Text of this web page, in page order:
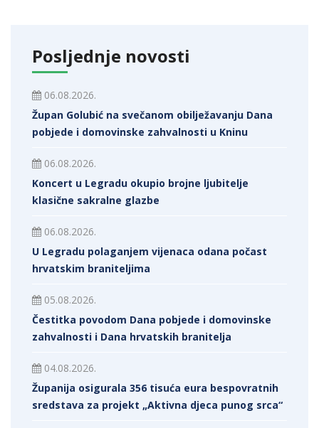
Posljednje novosti
06.08.2026.
Župan Golubić na svečanom obilježavanju Dana
pobjede i domovinske zahvalnosti u Kninu
06.08.2026.
Koncert u Legradu okupio brojne ljubitelje
klasične sakralne glazbe
06.08.2026.
U Legradu polaganjem vijenaca odana počast
hrvatskim braniteljima
05.08.2026.
Čestitka povodom Dana pobjede i domovinske
zahvalnosti i Dana hrvatskih branitelja
04.08.2026.
Županija osigurala 356 tisuća eura bespovratnih
sredstava za projekt „Aktivna djeca punog srca“